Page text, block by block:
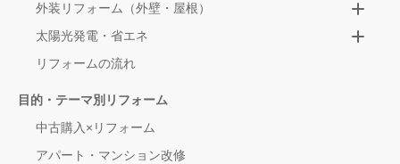
外装リフォーム（外壁・屋根）
太陽光発電・省エネ
リフォームの流れ
目的・テーマ別リフォーム
中古購入×リフォーム
アパート・マンション改修